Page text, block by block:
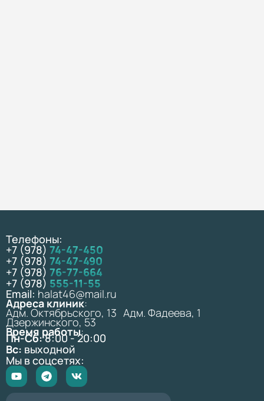
Телефоны:
+7 (978) 74-47-450
+7 (978) 74-47-490
+7 (978) 76-77-664
+7 (978) 555-11-55
Email: halat46@mail.ru
Адреса клиник:
Адм. Октябрьского, 13 Адм. Фадеева, 1
Дзержинского, 53
Время работы:
Пн-Сб:8:00 - 20:00
Вс: выходной
Мы в соцсетях: